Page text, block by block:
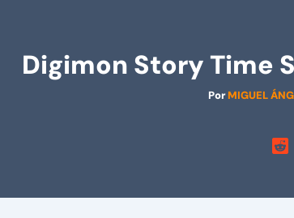
Digimon Story Time
PorMIGUEL